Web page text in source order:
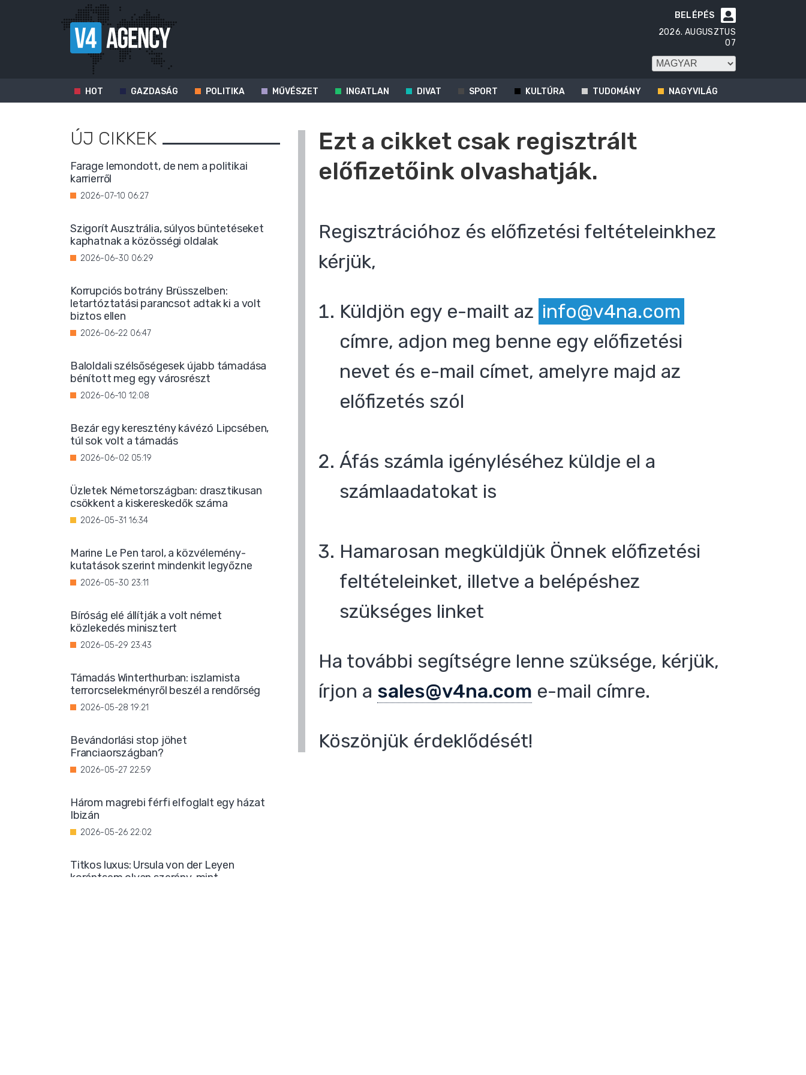

BELÉPÉS
2026. AUGUSZTUS
07
HOT GAZDASÁG POLITIKA MŰVÉSZET INGATLAN DIVAT SPORT KULTÚRA TUDOMÁNY NAGYVILÁG
Ezt a cikket csak regisztrált
előfizetőink olvashatják.
Regisztrációhoz és előfizetési feltételeinkhez
kérjük,
Küldjön egy e-mailt az info@v4na.com
címre, adjon meg benne egy előfizetési
nevet és e-mail címet, amelyre majd az
előfizetés szól
Áfás számla igényléséhez küldje el a
számlaadatokat is
Hamarosan megküldjük Önnek előfizetési
feltételeinket, illetve a belépéshez
szükséges linket
Ha további segítségre lenne szüksége, kérjük,
írjon a sales@v4na.com e-mail címre.
Köszönjük érdeklődését!
ÚJ CIKKEK
Farage lemondott, de nem a politikai
karrierről
2026-07-10 06:27
Szigorít Ausztrália, súlyos büntetéseket
kaphatnak a közösségi oldalak
2026-06-30 06:29
Korrupciós botrány Brüsszelben:
letartóztatási parancsot adtak ki a volt
biztos ellen
2026-06-22 06:47
Baloldali szélsőségesek újabb támadása
bénított meg egy városrészt
2026-06-10 12:08
Bezár egy keresztény kávézó Lipcsében,
túl sok volt a támadás
2026-06-02 05:19
Üzletek Németországban: drasztikusan
csökkent a kiskereskedők száma
2026-05-31 16:34
Marine Le Pen tarol, a közvélemény-
kutatások szerint mindenkit legyőzne
2026-05-30 23:11
Bíróság elé állítják a volt német
közlekedés minisztert
2026-05-29 23:43
Támadás Winterthurban: iszlamista
terrorcselekményről beszél a rendőrség
2026-05-28 19:21
Bevándorlási stop jöhet
Franciaországban?
2026-05-27 22:59
Három magrebi férfi elfoglalt egy házat
Ibizán
2026-05-26 22:02
Titkos luxus: Ursula von der Leyen
korántsem olyan szerény, mint